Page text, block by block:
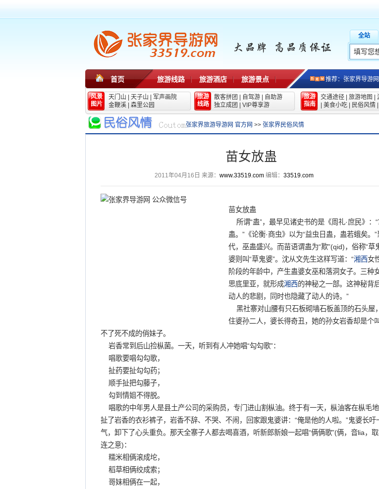
全站
首页 旅游线路 旅游酒店 旅游景点 推荐：张家界导游
风景
图片
天门山 天子山
军声画院
金鞭溪
森里公园
旅游
线路
散客拼团 自驾游
自助游
独立成团
VIP尊享游
旅游
指南
交通途径 旅游地图
美食小吃 民俗风情
张家界旅游导游网 官方网 >> 张家界民俗风情
苗女放蛊
2011年04月16日 来源： www.33519.com编辑： 33519.com
苗女放蛊
所谓“蛊”，最早见诸史书的是《周礼·庶民》：
蛊。”《论衡·商虫》以为“益虫日蛊，蛊若蛾矣。”
代，巫蛊盛兴。而苗语谓蛊为“欺”(qid)，俗称“草
婆则叫“草鬼婆”。沈从文先生这样写道：“湘西女
阶段的年龄中，产生蛊婆女巫和落洞女子。三种
思底里亚，就形成湘西的神秘之一部。这神秘背
动人的悲剧，同时也隐藏了动人的诗。”
黑社寨对山腰有只石板砌墙石板盖顶的石头屋
住婆孙二人，婆长得奇丑，她的孙女岩香却是个
不了死不成的俏妹子。
岩香常到后山捡枞菌。一天，听到有人冲她唱“勾勾歌”：
唱歌要唱勾勾歌，
扯药要扯勾勾药；
顺手扯把勾藤子，
勾到情姐不得脱。
唱歌的中年男人是县土产公司的采购员，专门进山割枞油。终于有一天，枞油客在枞毛
扯了岩香的衣衫裤子，岩香不辞、不哭、不闹，回家跟鬼婆讲：“俺是他的人啦。”鬼婆长吁
气，卸下了心头重负。那天全寨子人都去喝喜酒，听新郎新娘一起唱“俩俩歌”(俩，音lia，
连之意)：
糯米相俩滚成坨，
稻草相俩绞成索；
哥妹相俩在一起，